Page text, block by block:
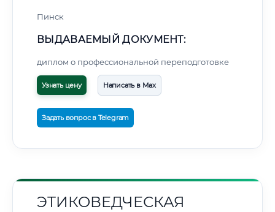
Пинск
ВЫДАВАЕМЫЙ ДОКУМЕНТ:
диплом о профессиональной переподготовке
Узнать цену Написать в Max
Задать вопрос в Telegram
ЭТИКОВЕДЧЕСКАЯ